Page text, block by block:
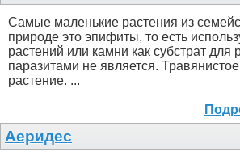
Самые маленькие растения из
природе это эпифиты, то есть
растений или камни как субстрат для
паразитами не является.
растение. ...
Аеридес